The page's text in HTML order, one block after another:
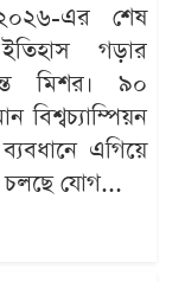
এর শেষ
গড়ার
মিশর। ৯০
বিশ্বচ্যাম্পিয়ন
এগিয়ে
চলছে যোগ...